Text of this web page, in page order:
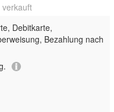
verkauft
Debitkarte,
Bezahlung nach